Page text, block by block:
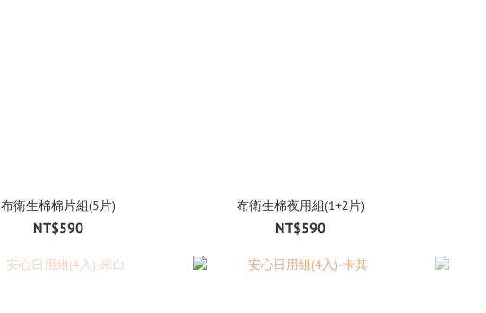
布衛生棉棉片組(5片)
NT$590
布衛生棉夜用組(1+2片)
NT$590